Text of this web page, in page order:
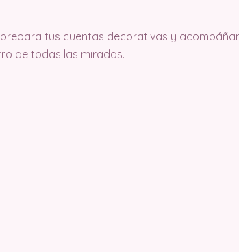
tus cuentas decorativas y
de todas las miradas.